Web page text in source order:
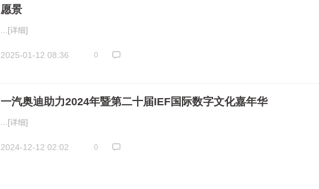
愿景
... [详细]
2025-01-12 08:36 0
一汽奥迪助力2024年暨第二十届IEF国际数字文化嘉年华
... [详细]
2024-12-12 02:02 0